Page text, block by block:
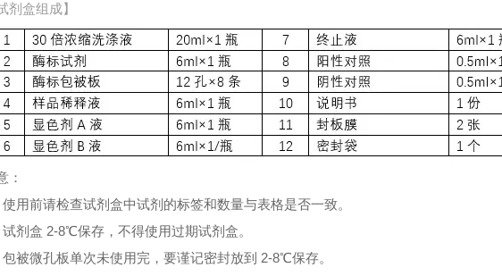
剂盒组成】
：
使用前请检查试剂盒中试剂的标签和数量与表格是否一致。
试剂盒 2-8℃保存，不得使用过期试剂盒。
包被微孔板单次未使用完，要谨记密封放到 2-8℃保存。